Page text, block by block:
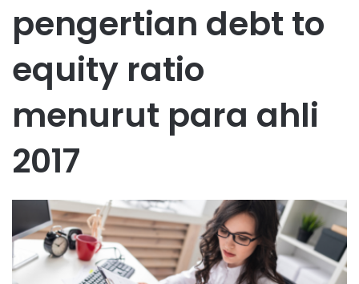
pengertian debt to
equity ratio
menurut para ahli
2017